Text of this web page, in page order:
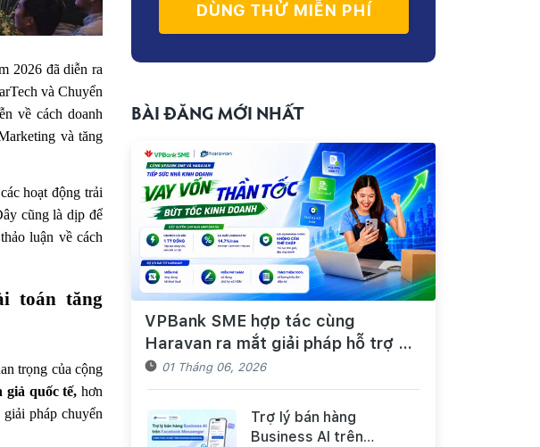
2026 đã diễn ra
và Chuyển
về cách doanh
và tăng
hoạt động trải
cũng là dịp để
luận về cách
toán tăng
trọng của cộng
giả quốc tế, hơn
pháp chuyển
DÙNG THỬ MIỄN PHÍ
BÀI ĐĂNG MỚI NHẤT
VPBank SME hợp tác cùng
Haravan ra mắt giải pháp hỗ trợ Hộ
kinh doanh/Doanh nghiệp tiếp cận
nguồn vốn và quản lý thuế, hóa
đơn điện tử hiệu quả
01 Tháng 06, 2026
Trợ lý bán hàng
Business AI trên